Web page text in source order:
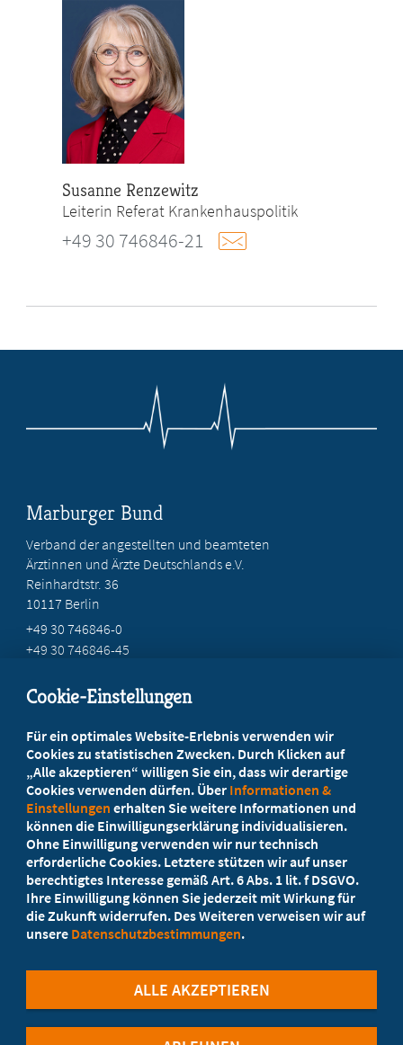
Susanne Renzewitz
Leiterin Referat Krankenhauspolitik
+49 30 746846-21
Marburger Bund
Verband der angestellten und beamteten
Ärztinnen und Ärzte Deutschlands e.V.
Reinhardtstr. 36
10117 Berlin
+49 30 746846-0
+49 30 746846-45
Ihr Landesverband berät Sie!
Ansprechpartner
Werden Sie jetzt Mitglied!
5 Vorteile einer Mitgliedschaft
Cookie-Einstellungen
Für ein optimales Website-Erlebnis verwenden wir
Cookies zu statistischen Zwecken. Durch Klicken auf
„Alle akzeptieren“ willigen Sie ein, dass wir derartige
Cookies verwenden dürfen. Über Informationen &
Einstellungen erhalten Sie weitere Informationen und
können die Einwilligungserklärung individualisieren.
Ohne Einwilligung verwenden wir nur technisch
erforderliche Cookies. Letztere stützen wir auf unser
berechtigtes Interesse gemäß Art. 6 Abs. 1 lit. f DSGVO.
Ihre Einwilligung können Sie jederzeit mit Wirkung für
die Zukunft widerrufen. Des Weiteren verweisen wir auf
unsere Datenschutzbestimmungen.
ALLE AKZEPTIEREN